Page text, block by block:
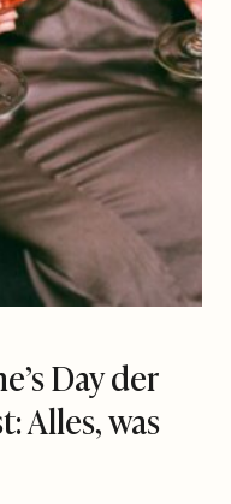
Day der
Alles, was